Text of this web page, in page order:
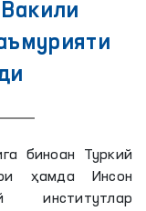
биноан Туркий
ҳамда Инсон
институтлар